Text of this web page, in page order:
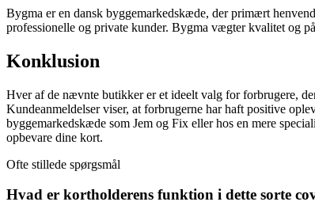
Bygma er en dansk byggemarkedskæde, der primært
professionelle og private kunder. Bygma vægter kvalitet og
Konklusion
Hver af de nævnte butikker er et ideelt valg for forbrugere,
Kundeanmeldelser viser, at forbrugerne har haft positive
byggemarkedskæde som Jem og Fix eller hos en mere
opbevare dine kort.
Ofte stillede spørgsmål
Hvad er kortholderens funktion i dette sorte